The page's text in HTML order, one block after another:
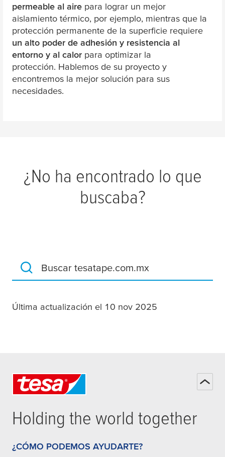
permeable al aire para lograr un mejor
aislamiento térmico, por ejemplo, mientras que la
protección permanente de la superficie requiere
un alto poder de adhesión y resistencia al
entorno y al calor para optimizar la
protección. Hablemos de su proyecto y
encontremos la mejor solución para sus
necesidades.
¿No ha encontrado lo que
buscaba?
Buscar tesatape.com.mx
Última actualización el 10 nov 2025
Holding the world together
¿CÓMO PODEMOS AYUDARTE?